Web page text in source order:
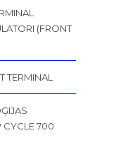
(FRONT
TERMINAL
CYCLE 700